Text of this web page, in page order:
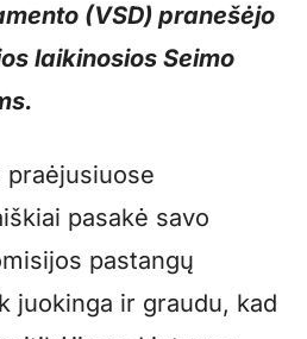
(VSD) pranešėjo
laikinosios Seimo
praėjusiuose
pasakė savo
pastangų
juokinga ir graudu, kad